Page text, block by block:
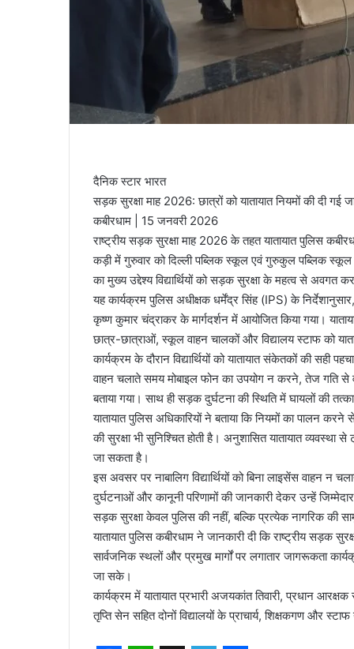
दैनिक स्टार भारत
सड़क सुरक्षा माह 2026: छात्रों को यातायात नियमों की दी
कबीरधाम | 15 जनवरी 2026
राष्ट्रीय सड़क सुरक्षा माह 2026 के तहत यातायात पुलिस
कड़ी में गुरुवार को दिल्ली पब्लिक स्कूल एवं गुरुकुल पब्लिक स्कूल
का मुख्य उद्देश्य विद्यार्थियों को सड़क सुरक्षा के महत्व से अवगत
यह कार्यक्रम पुलिस अधीक्षक धर्मेंद्र सिंह (IPS) के
कृष्ण कुमार चंद्राकर के मार्गदर्शन में आयोजित किया गया।
छात्र-छात्राओं, स्कूल वाहन चालकों और विद्यालय स्टाफ को
कार्यक्रम के दौरान विद्यार्थियों को यातायात संकेतकों की सही
वाहन चलाते समय मोबाइल फोन का उपयोग न करने, तेज गति से
बताया गया। साथ ही सड़क दुर्घटना की स्थिति में घायलों की
यातायात पुलिस अधिकारियों ने बताया कि नियमों का पालन
की सुरक्षा भी सुनिश्चित होती है। अनुशासित यातायात
जा सकता है।
इस अवसर पर नाबालिग विद्यार्थियों को बिना लाइसेंस वाहन
दुर्घटनाओं और कानूनी परिणामों की जानकारी देकर उन्हें जिम्मेदार
सड़क सुरक्षा केवल पुलिस की नहीं, बल्कि प्रत्येक नागरिक की
यातायात पुलिस कबीरधाम ने जानकारी दी कि राष्ट्रीय सड़क
सार्वजनिक स्थलों और प्रमुख मार्गों पर लगातार जागरूकता
जा सके।
कार्यक्रम में यातायात प्रभारी अजयकांत तिवारी, प्रधान
तृप्ति सेन सहित दोनों विद्यालयों के प्राचार्य, शिक्षकगण और